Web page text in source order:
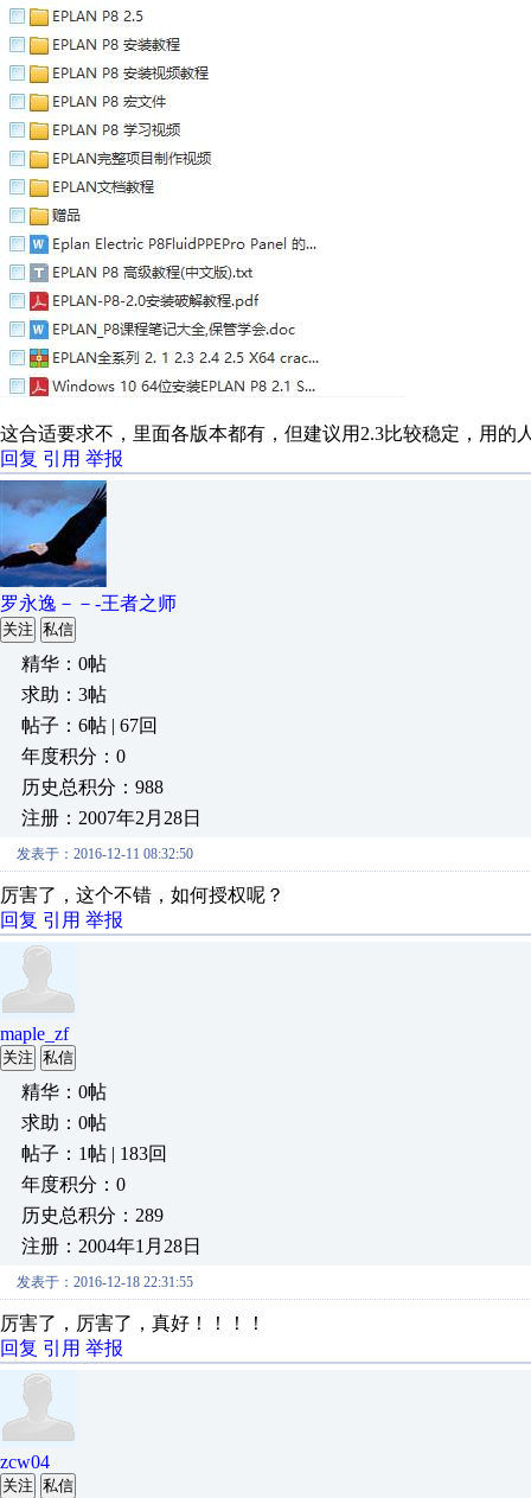
这合适要求不，里面各版本都有，但建议用2.3比较稳定，用的
回复 引用 举报
罗永逸－－-王者之师
关注 私信
精华：0帖
求助：3帖
帖子：6帖 | 67回
年度积分：0
历史总积分：988
注册：2007年2月28日
发表于：2016-12-11 08:32:50
厉害了，这个不错，如何授权呢？
回复 引用 举报
maple_zf
关注 私信
精华：0帖
求助：0帖
帖子：1帖 | 183回
年度积分：0
历史总积分：289
注册：2004年1月28日
发表于：2016-12-18 22:31:55
厉害了，厉害了，真好！！！！
回复 引用 举报
zcw04
关注 私信